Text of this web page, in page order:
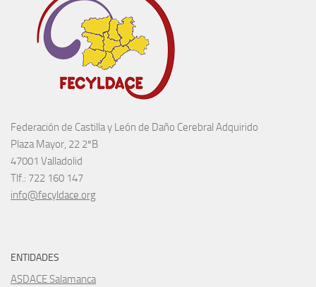
Federación de Castilla y León de Daño Cerebral Adquirido
Plaza Mayor, 22 2ºB
47001 Valladolid
Tlf.: 722 160 147
info@fecyldace.org
ENTIDADES
ASDACE Salamanca